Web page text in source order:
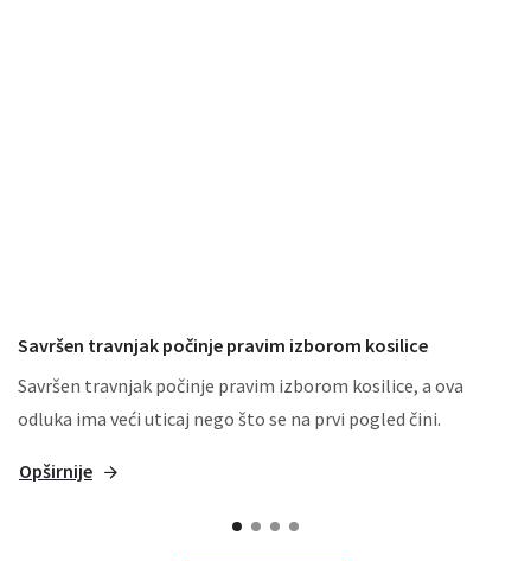
Savršen travnjak počinje pravim izborom kosilice
Savršen travnjak počinje pravim izborom kosilice, a ova
odluka ima veći uticaj nego što se na prvi pogled čini.
Opširnije